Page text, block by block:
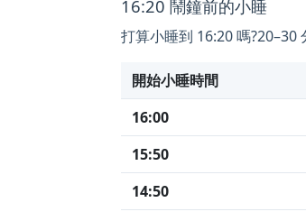
16:20 鬧鐘前的小睡
打算小睡到 16:20 嗎
開始小睡時間
16:00
15:50
14:50